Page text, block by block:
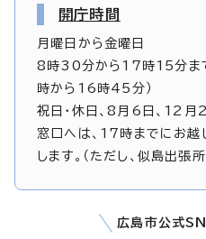
開庁時間
月曜日から金曜日
8時30分から17時15分ま
時から16時45分）
祝日・休日、8月6日、12
窓口へは、17時までにお越
します。（ただし、似島出
広島市公式